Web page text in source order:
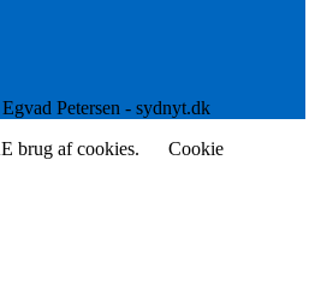
Petersen - sydnyt.dk
brug af cookies.
Cookie